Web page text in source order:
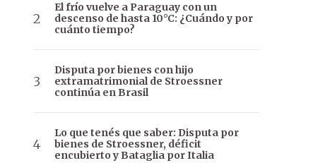
El frío vuelve a Paraguay con un
descenso de hasta 10°C: ¿Cuándo y por
cuánto tiempo?
Disputa por bienes con hijo
extramatrimonial de Stroessner
continúa en Brasil
Lo que tenés que saber: Disputa por
bienes de Stroessner, déficit
encubierto y Bataglia por Italia